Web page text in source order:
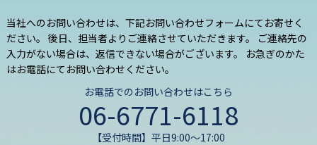
当社へのお問い合わせは、下記お問い合わせフォームにてお寄せく
ださい。 後日、担当者よりご連絡させていただきます。 ご連絡先の
入力がない場合は、返信できない場合がございます。 お急ぎのかた
はお電話にてお問い合わせください。
お電話でのお問い合わせはこちら
06-6771-6118
【受付時間】平日9:00～17:00